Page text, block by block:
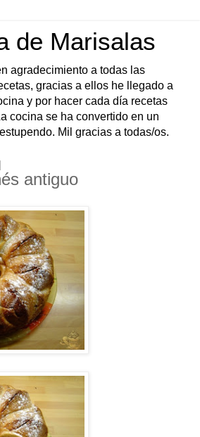
de Marisalas
agradecimiento a todas las
gracias a ellos he llegado a
y por hacer cada día recetas
cocina se ha convertido en un
Mil gracias a todas/os.
antiguo